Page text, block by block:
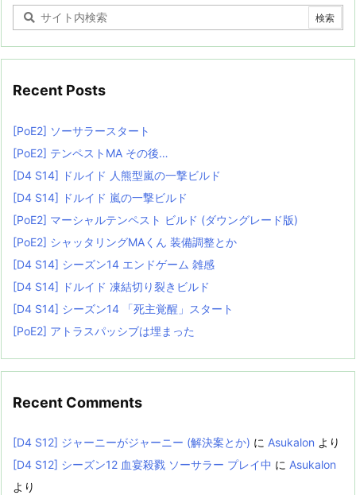
Recent Posts
[PoE2] ソーサラースタート
[PoE2] テンペストMA その後…
[D4 S14] ドルイド 人熊型嵐の一撃ビルド
[D4 S14] ドルイド 嵐の一撃ビルド
[PoE2] マーシャルテンペスト ビルド (ダウングレード版)
[PoE2] シャッタリングMAくん 装備調整とか
[D4 S14] シーズン14 エンドゲーム 雑感
[D4 S14] ドルイド 凍結切り裂きビルド
[D4 S14] シーズン14 「死主覚醒」スタート
[PoE2] アトラスパッシブは埋まった
Recent Comments
[D4 S12] ジャーニーがジャーニー (解決案とか) に Asukalon より
[D4 S12] シーズン12 血宴殺戮 ソーサラー プレイ中 に Asukalon
より